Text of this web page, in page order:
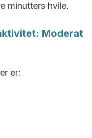
minutters hvile.
Moderat
er: